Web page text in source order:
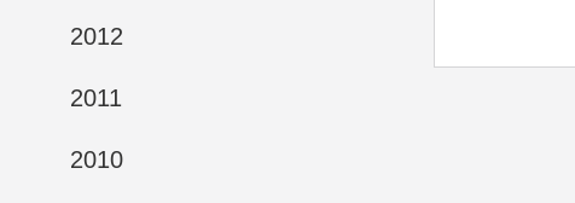
2012
2011
2010